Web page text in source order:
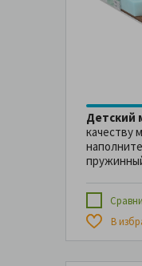
Детский
качеству
В